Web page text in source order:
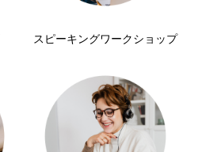
スピーキングワークショップ